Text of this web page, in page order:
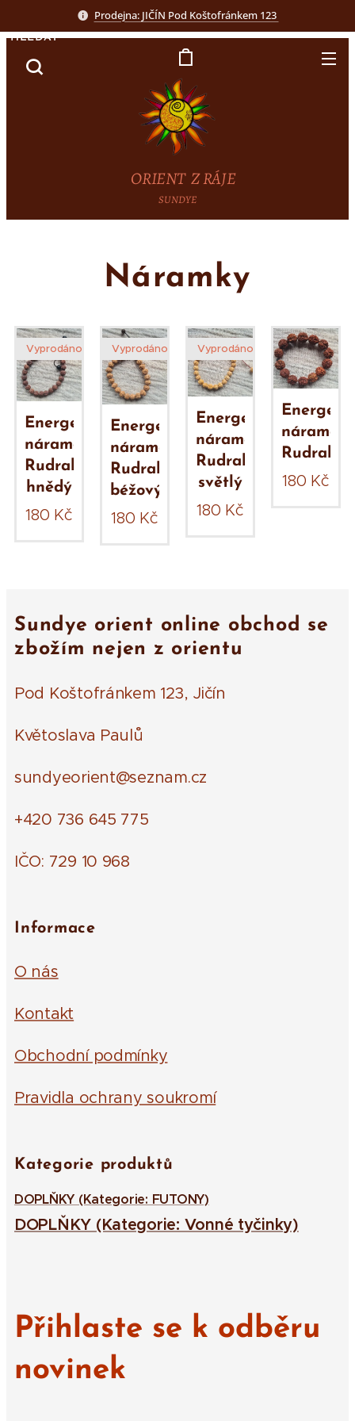
Prodejna: JIČÍN Pod Koštofránkem 123
ORIENT Z RÁJE
SUNDYE
HLEDAT
Náramky
Energetický
náramek
Rudraksha
hnědý
Vyprodáno
180 Kč
Energetický
náramek
Rudraksha
béžový
Vyprodáno
180 Kč
Energetický
náramek
Rudraksha
světlý
Vyprodáno
180 Kč
náramek
180 Kč
Sundye orient online obchod se
zbožím nejen z orientu
Pod Koštofránkem 123, Jičín
Květoslava Paulů
sundyeorient@seznam.cz
+420 736 645 775
IČO: 729 10 968
Informace
O nás
Kontakt
Obchodní podmínky
Pravidla ochrany soukromí
Kategorie produktů
DOPLŇKY (Kategorie: FUTONY)
DOPLŇKY (Kategorie: Vonné tyčinky)
Přihlaste se k odběru
novinek